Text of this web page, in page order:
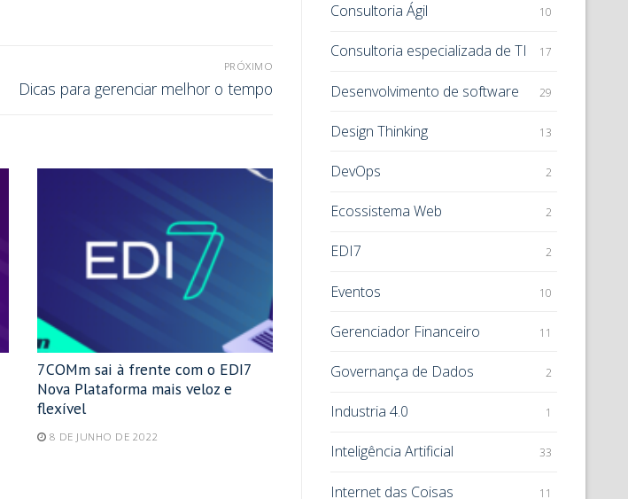
PRÓXIMO
Dicas para gerenciar melhor o tempo
7COMm sai à frente com o EDI7
Nova Plataforma mais veloz e
flexível
8 DE JUNHO DE 2022
Consultoria Ágil 10
Consultoria especializada de TI 17
Desenvolvimento de software 29
Design Thinking 13
DevOps 2
Ecossistema Web 2
EDI7 2
Eventos 10
Gerenciador Financeiro 11
Governança de Dados 2
Industria 4.0 1
Inteligência Artificial 33
Internet das Coisas 11